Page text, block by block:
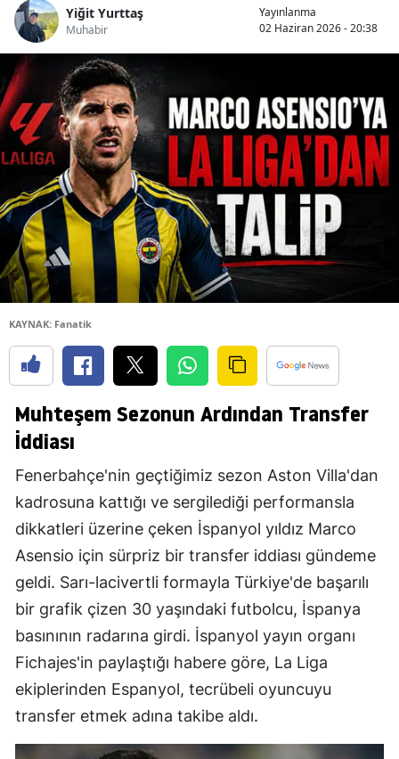
Yiğit Yurttaş
Muhabir
Yayınlanma
02 Haziran 2026 - 20:38
KAYNAK: Fanatik
Muhteşem Sezonun Ardından Transfer
İddiası
Fenerbahçe'nin geçtiğimiz sezon Aston Villa'dan
kadrosuna kattığı ve sergilediği performansla
dikkatleri üzerine çeken İspanyol yıldız Marco
Asensio için sürpriz bir transfer iddiası gündeme
geldi. Sarı-lacivertli formayla Türkiye'de başarılı
bir grafik çizen 30 yaşındaki futbolcu, İspanya
basınının radarına girdi. İspanyol yayın organı
Fichajes'in paylaştığı habere göre, La Liga
ekiplerinden Espanyol, tecrübeli oyuncuyu
transfer etmek adına takibe aldı.